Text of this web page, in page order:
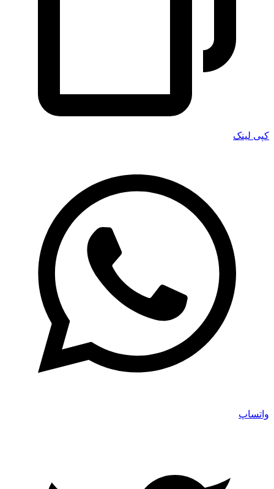
کپی لینک
واتساپ